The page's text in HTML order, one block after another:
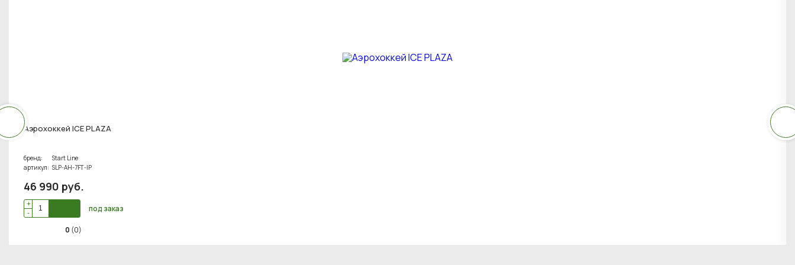
Аэрохоккей ICE PLAZA
бренд:
Start Line
артикул: SLP-AH-7FT-IP
46 990 руб.
+
-
под заказ
0 (0)